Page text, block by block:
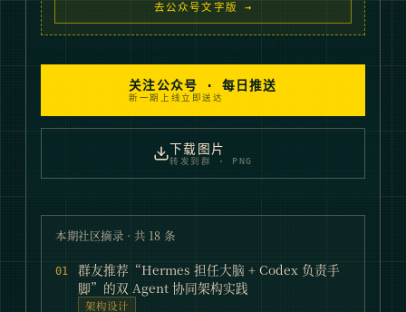
去公众号文字版 →
关注公众号 · 每日推送
新一期上线立即送达
下载图片
转发到群 · PNG
本期社区摘录 · 共 18 条
01
群友推荐“Hermes 担任大脑 + Codex 负责手
脚”的双 Agent 协同架构实践
架构设计